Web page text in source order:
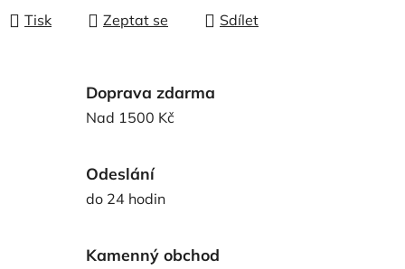
Tisk Zeptat se Sdílet
Doprava zdarma
Nad 1500 Kč
Odeslání
do 24 hodin
Kamenný obchod